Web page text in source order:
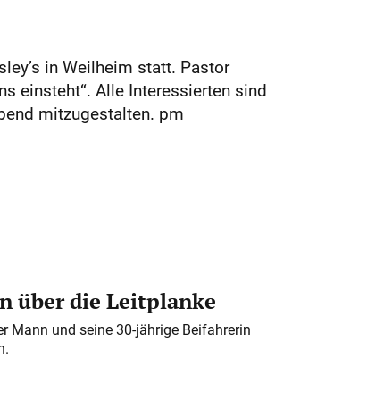
in Weilheim statt. Pastor
einsteht“. Alle Interessierten sind
mitzugestalten. pm
über die Leitplanke
Mann und seine 30-jährige Beifahrerin